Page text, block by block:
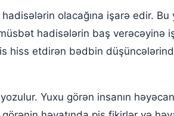
olacağına işarə edir. Bu
hadisələrin baş verəcəyinə
hiss etdirən bədbin
Yuxu görən insanın